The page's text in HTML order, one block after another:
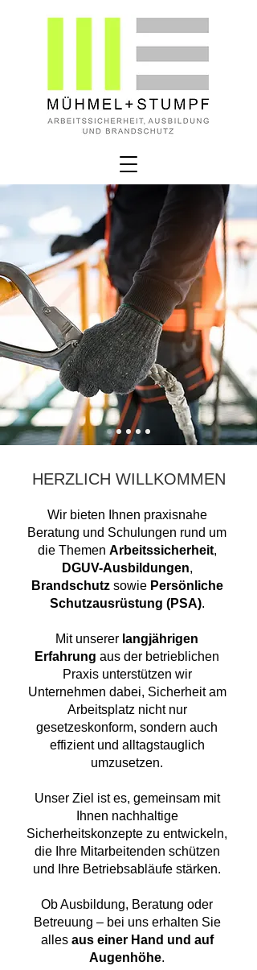
HERZLICH WILLKOMMEN
Wir bieten Ihnen praxisnahe
Beratung und Schulungen rund um
die Themen Arbeitssicherheit,
DGUV-Ausbildungen,
Brandschutzsowie Persönliche
Schutzausrüstung (PSA).
Mit unserer langjährigen
Erfahrung aus der betrieblichen
Praxis unterstützen wir
Unternehmen dabei, Sicherheit am
Arbeitsplatz nicht nur
gesetzeskonform, sondern auch
effizient und alltagstauglich
umzusetzen.
Unser Ziel ist es, gemeinsam mit
Ihnen nachhaltige
Sicherheitskonzepte zu entwickeln,
die Ihre Mitarbeitenden schützen
und Ihre Betriebsabläufe stärken.
Ob Ausbildung, Beratung oder
Betreuung – bei uns erhalten Sie
alles aus einer Hand und auf
Augenhöhe.